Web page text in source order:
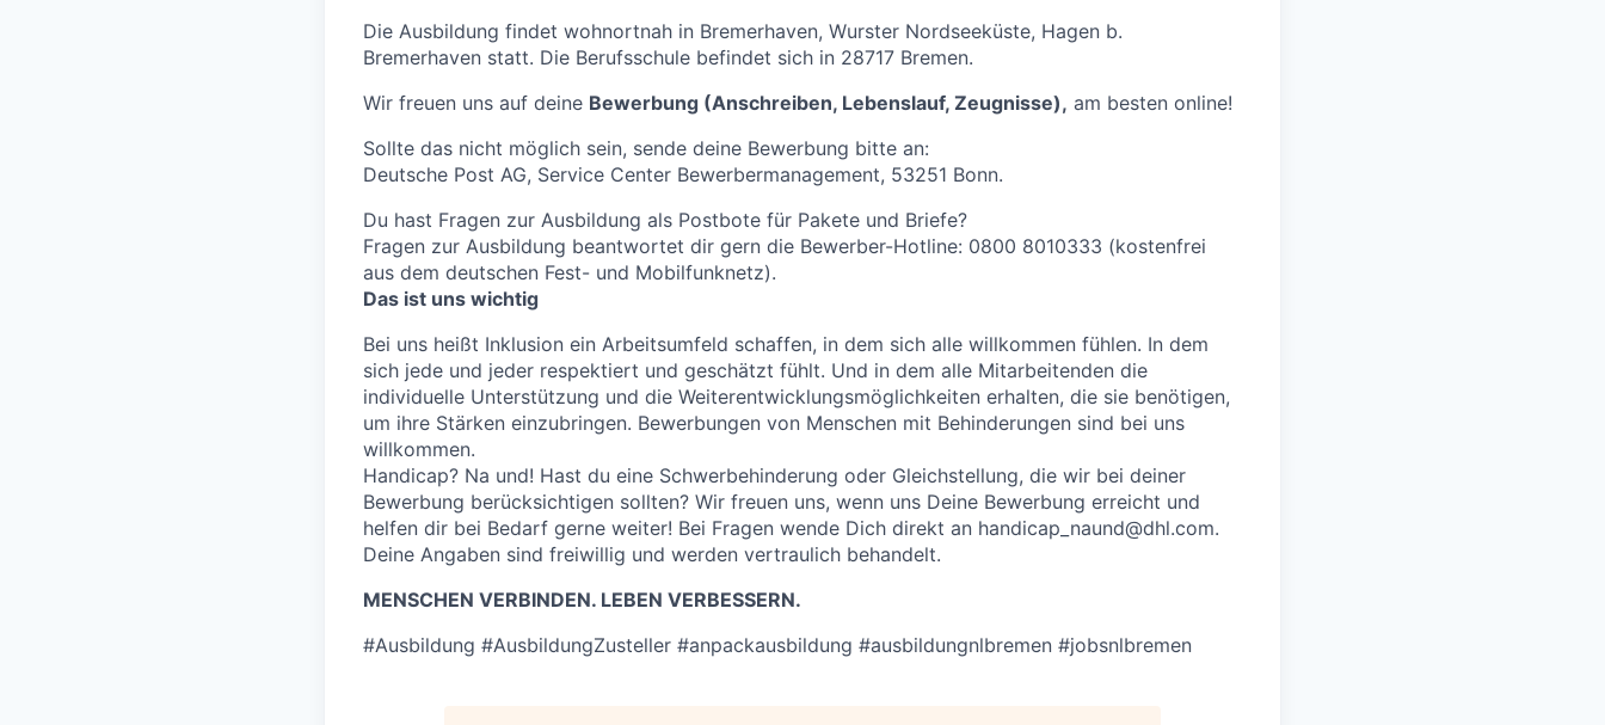
Die Ausbildung findet wohnortnah in Bremerhaven, Wurster Nordseeküste, Hagen b.
Bremerhaven statt. Die Berufsschule befindet sich in 28717 Bremen.
Wir freuen uns auf deine Bewerbung (Anschreiben, Lebenslauf, Zeugnisse), am besten online!
Sollte das nicht möglich sein, sende deine Bewerbung bitte an:
Deutsche Post AG, Service Center Bewerbermanagement, 53251 Bonn.
Du hast Fragen zur Ausbildung als Postbote für Pakete und Briefe?
Fragen zur Ausbildung beantwortet dir gern die Bewerber-Hotline: 0800 8010333 (kostenfrei
aus dem deutschen Fest- und Mobilfunknetz).
Das ist uns wichtig
Bei uns heißt Inklusion ein Arbeitsumfeld schaffen, in dem sich alle willkommen fühlen. In dem
sich jede und jeder respektiert und geschätzt fühlt. Und in dem alle Mitarbeitenden die
individuelle Unterstützung und die Weiterentwicklungsmöglichkeiten erhalten, die sie benötigen,
um ihre Stärken einzubringen. Bewerbungen von Menschen mit Behinderungen sind bei uns
willkommen.
Handicap? Na und! Hast du eine Schwerbehinderung oder Gleichstellung, die wir bei deiner
Bewerbung berücksichtigen sollten? Wir freuen uns, wenn uns Deine Bewerbung erreicht und
helfen dir bei Bedarf gerne weiter! Bei Fragen wende Dich direkt an handicap_naund@dhl.com.
Deine Angaben sind freiwillig und werden vertraulich behandelt.
MENSCHEN VERBINDEN. LEBEN VERBESSERN.
#Ausbildung #AusbildungZusteller #anpackausbildung #ausbildungnlbremen #jobsnlbremen